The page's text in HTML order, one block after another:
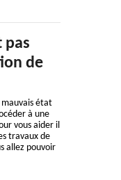
pas
de
mauvais état
à une
vous aider il
travaux de
allez pouvoir